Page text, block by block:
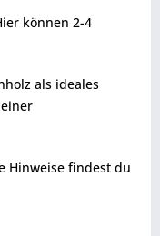
können 2-4
als ideales
Hinweise findest du